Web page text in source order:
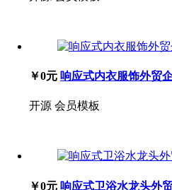
￥0元 响应式内衣服饰外贸
开源 会员模板
￥0元 响应式卫浴水龙头外